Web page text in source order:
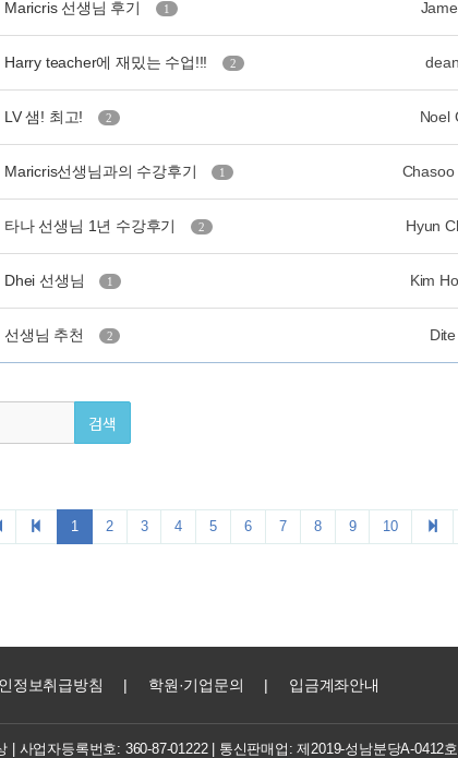
정보취급방침 | 학원·기업문의 | 입금계좌안내
| 사업자등록번호: 360-87-01222| 통신판매업: 제2019-성남분당A-0412호